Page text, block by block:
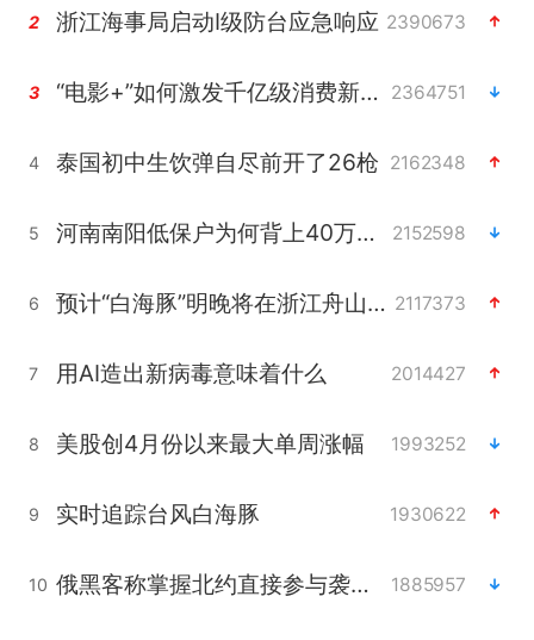
2 浙江海事局启动Ⅰ级防台应急响应 2390673
3 “电影+”如何激发千亿级消费新活力？ 2364751
4 泰国初中生饮弹自尽前开了26枪 2162348
5 河南南阳低保户为何背上40万元贷款 2152598
6 预计“白海豚”明晚将在浙江舟山到福建福鼎一带沿海登陆 2117373
7 用AI造出新病毒意味着什么 2014427
8 美股创4月份以来最大单周涨幅 1993252
9 实时追踪台风白海豚 1930622
10 俄黑客称掌握北约直接参与袭俄证据 1885957